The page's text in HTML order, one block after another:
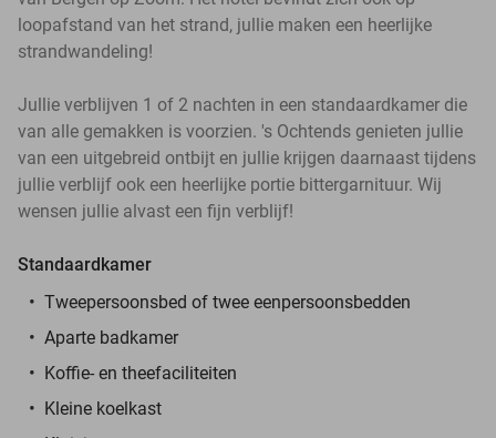
loopafstand van het strand, jullie maken een heerlijke
strandwandeling!
Jullie verblijven 1 of 2 nachten in een standaardkamer die
van alle gemakken is voorzien. 's Ochtends genieten jullie
van een uitgebreid ontbijt en jullie krijgen daarnaast tijdens
jullie verblijf ook een heerlijke portie bittergarnituur. Wij
wensen jullie alvast een fijn verblijf!
Standaardkamer
Tweepersoonsbed of twee eenpersoonsbedden
Aparte badkamer
Koffie- en theefaciliteiten
Kleine koelkast